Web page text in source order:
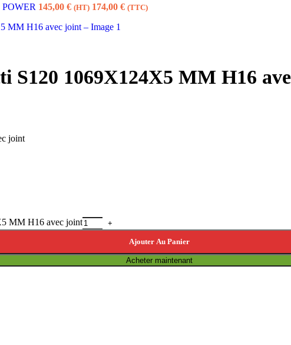
POWER 145,00 € (HT) 174,00 € (TTC)
S120 1069X124X5 MM H16
joint
MM H16 avec joint
Ajouter Au Panier
Acheter maintenant